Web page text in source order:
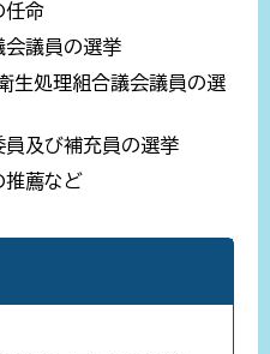
任命
会議員の選挙
生処理組合議会議員の選
員及び補充員の選挙
推薦など